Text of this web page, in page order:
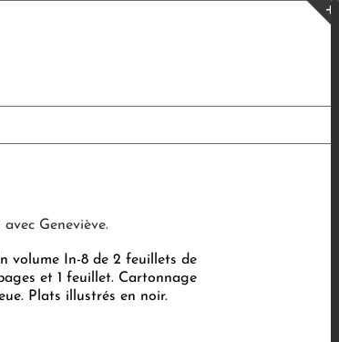
Geneviève.‎
volume In-8 de 2 feuillets de
et 1 feuillet. Cartonnage
Plats illustrés en noir.